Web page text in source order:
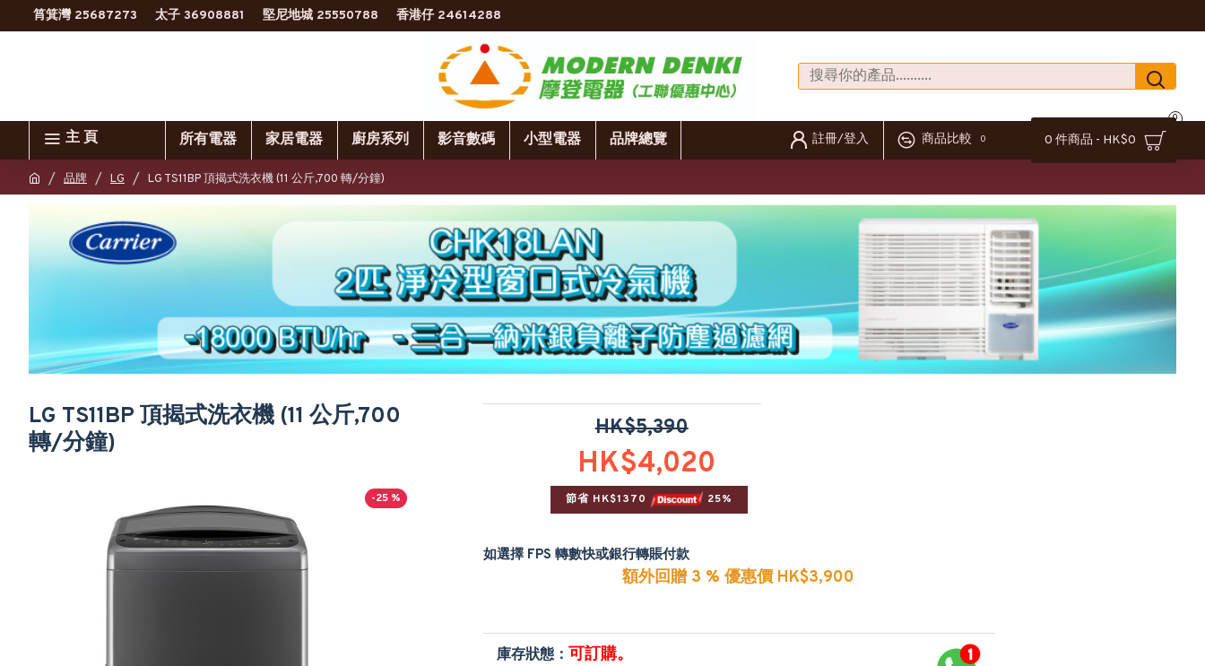
筲箕灣 25687273 太子 36908881 堅尼地城 25550788 香港仔 24614288
主 頁 所有電器 家居電器 廚房系列 影音數碼 小型電器 品牌總覽 註冊/登入 商品比較 0 0 件商品 - HK$0
0
品牌 LG LG TS11BP 頂揭式洗衣機 (11 公斤,700 轉/分鐘)
LG TS11BP 頂揭式洗衣機 (11 公斤,700
轉/分鐘)
-25 %
HK$4,020
HK$5,390
節省 HK$1370 25%
如選擇 FPS 轉數快或銀行轉賬付款
額外回贈 3 % 優惠價 HK$3,900
庫存狀態： 可訂購。